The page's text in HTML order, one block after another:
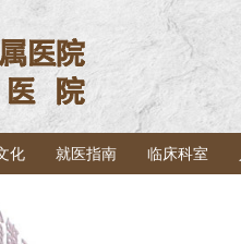
化 就医指南 临床科室